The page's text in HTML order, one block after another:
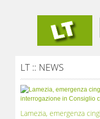
LT :: NEWS
Lamezia, emergenza